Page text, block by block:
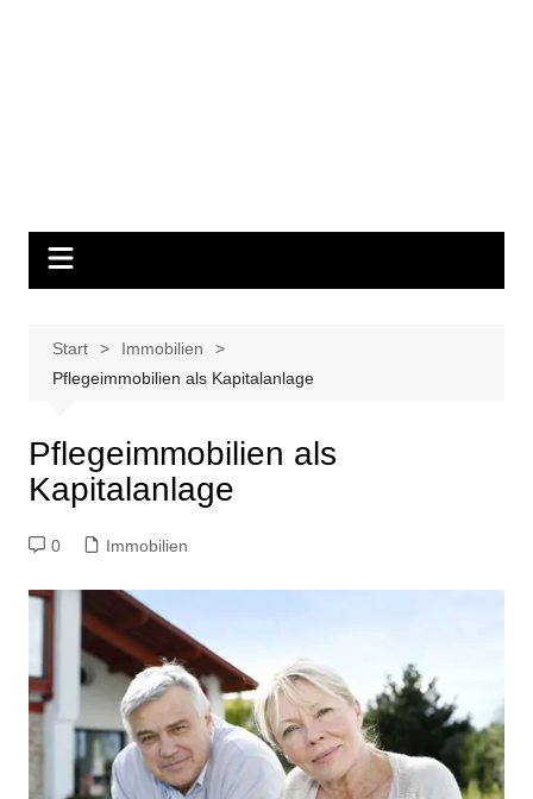
Start
Immobilien
Pflegeimmobilien als Kapitalanlage
Pflegeimmobilien als
Kapitalanlage
0 Immobilien